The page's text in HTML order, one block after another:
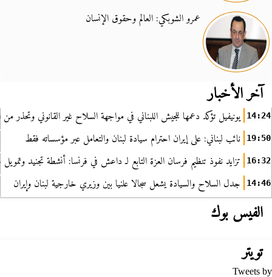
عمرو الشوبكي: العالم وحقوق الإنسان
آخر الأخبار
14:24 يونيفيل تؤكد دعمها للجيش اللبناني في مواجهة السلاح غير القانوني وتحذر من
19:50 نائب لبناني: على إيران احترام سيادة لبنان والتعامل عبر مؤسساته فقط
16:32 تزايد نفوذ تنظيم فرسان العزة التابع لـ داعش في فرنسا: أنشطة تجنيد
14:46 جدل السلاح والسيادة يشعل سجالا علنيا بين وزيري خارجية لبنان وإيران
الفيس بوك
تويتر
Tweets by